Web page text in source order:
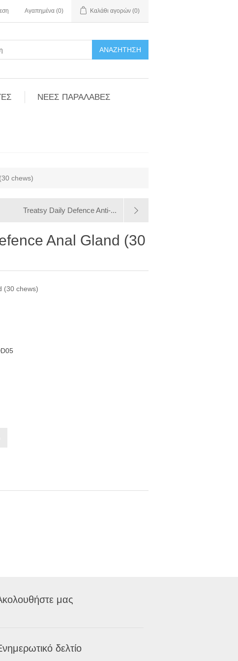
Αγαπημένα (0) Καλάθι αγορών (0)
ΑΝΑΖΉΤΗΣΗ
ΝΕΕΣ ΠΑΡΑΛΑΒΕΣ
chews)
Treatsy Daily Defence Anti-...
Anal Gland (30
(30 chews)
μας
δελτίο